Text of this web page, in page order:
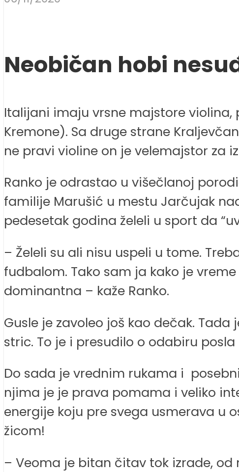
Neobičan hobi
Italijani imaju vrsne majstore violina,
Kremone). Sa druge strane
ne pravi violine on je velemajstor za
Ranko je odrastao u višečlanoj
familije Marušić u mestu Jarčujak
pedesetak godina želeli u sport da
– Želeli su ali nisu uspeli u tome.
fudbalom. Tako sam ja kako je
dominantna – kaže Ranko.
Gusle je zavoleo još kao dečak.
stric. To je i presudilo o odabiru
Do sada je vrednim rukama i
njima je je prava pomama i veliko
energije koju pre svega usmerava u
žicom!
– Veoma je bitan čitav tok izrade, od